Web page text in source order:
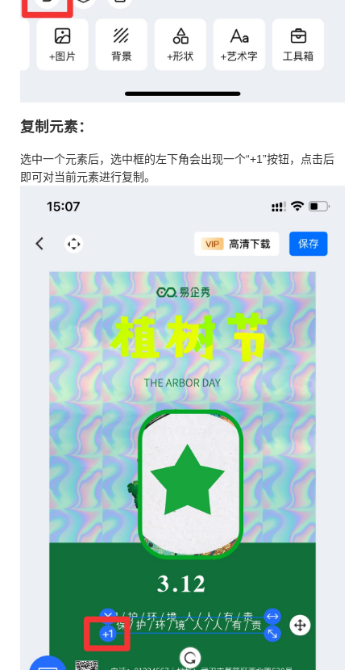
复制元素：
选中一个元素后，选中框的左下角会出现一个“+1”按钮，点击后
即可对当前元素进行复制。